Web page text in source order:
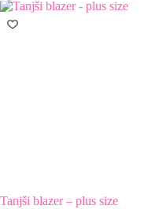
Tanjši blazer – plus size